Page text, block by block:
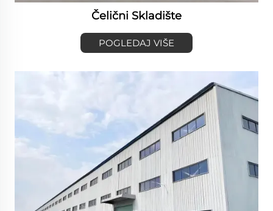
Čelični Skladište
POGLEDAJ VIŠE